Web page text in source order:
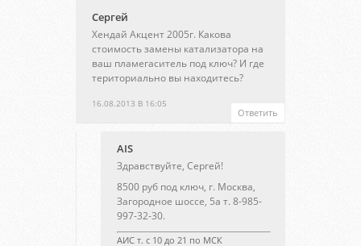
Сергей
16.08.2013 В 16:05
Хендай Акцент 2005г. Какова
стоимость замены катализатора на
ваш пламегаситель под ключ? И где
териториально вы находитесь?
Ответить
AIS
Здравствуйте, Сергей!
8500 руб под ключ, г. Москва,
Загородное шоссе, 5а т. 8-985-
997-32-30.
АИС т. с 10 до 21 по МСК